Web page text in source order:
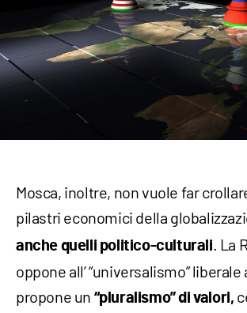
Mosca, inoltre, non vuole far
pilastri economici della
anche quelli politico-culturali. La
oppone all’ “universalismo”
propone un “pluralismo” di valori,